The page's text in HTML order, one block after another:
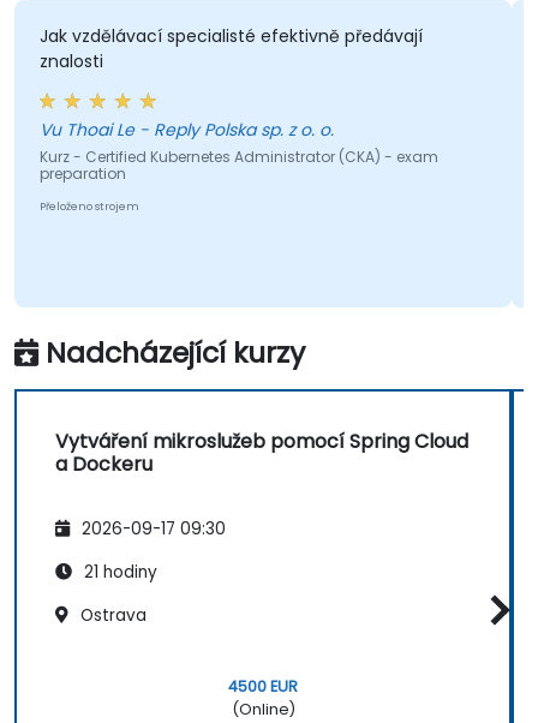
specialisté efektivně předávají
Le - Reply Polska sp. z o. o.
- Certified Kubernetes Administrator (CKA) - exam
strojem
Nadcházející kurzy
Vytváření mikroslužeb pomocí Spring Cloud
a Dockeru
2026-09-17 09:30
21 hodiny
Ostrava
4500 EUR
(Online)